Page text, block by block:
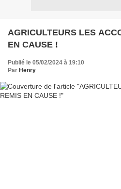
AGRICULTEURS LES
EN CAUSE !
Publié le 05/02/2024 à 19:10
Par Henry